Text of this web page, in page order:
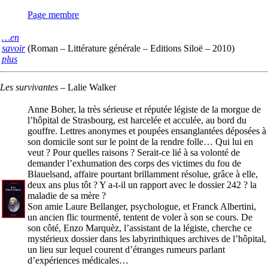
Page membre
…en
savoir
plus
(Roman – Littérature générale – Editions Siloë – 2010)
Les survivantes – Lalie Walker
Anne Boher, la très sérieuse et réputée légiste de la morgue de
l’hôpital de Strasbourg, est harcelée et acculée, au bord du
gouffre. Lettres anonymes et poupées ensanglantées déposées à
son domicile sont sur le point de la rendre folle… Qui lui en
veut ? Pour quelles raisons ? Serait-ce lié à sa volonté de
demander l’exhumation des corps des victimes du fou de
Blauelsand, affaire pourtant brillamment résolue, grâce à elle,
deux ans plus tôt ? Y a-t-il un rapport avec le dossier 242 ? la
maladie de sa mère ?
Son amie Laure Bellanger, psychologue, et Franck Albertini,
un ancien flic tourmenté, tentent de voler à son se cours. De
son côté, Enzo Marquèz, l’assistant de la légiste, cherche ce
mystérieux dossier dans les labyrinthiques archives de l’hôpital,
un lieu sur lequel courent d’étranges rumeurs parlant
d’expériences médicales…